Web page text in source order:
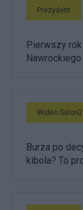
Prezydent
Pierwszy
Nawrockiego
Wideo
Burza po
kibola? To